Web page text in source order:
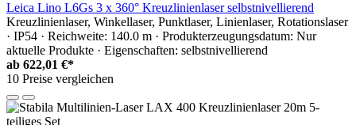
Leica Lino L6Gs 3 x 360° Kreuzlinienlaser selbstnivellierend
Kreuzlinienlaser, Winkellaser, Punktlaser, Linienlaser, Rotationslaser
· IP54 · Reichweite: 140.0 m · Produkterzeugungsdatum: Nur
aktuelle Produkte · Eigenschaften: selbstnivellierend
ab 622,01 €*
10 Preise vergleichen